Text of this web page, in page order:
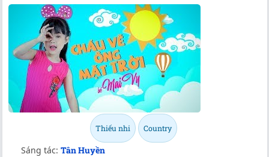
Thiếu nhi Country
Sáng tác: Tân Huyền